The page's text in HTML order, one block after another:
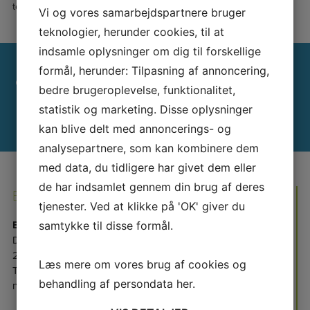
testen er mest pålidelig med en kablet forbindelse, ikke via wifi.
BRUG FOR AKUTHJÆLP UDEN
FOR ÅBNINGSTID?
EJENDOMSKONTORET
EJENDOMSKONTORET
Damgårdsvej 14B
2620 Albertslund
Tlf.: 43 64 80 50
nord@bo-vest.dk
Vi og vores samarbejdspartnere bruger
teknologier, herunder cookies, til at
indsamle oplysninger om dig til forskellige
formål, herunder: Tilpasning af annoncering,
bedre brugeroplevelse, funktionalitet,
statistik og marketing. Disse oplysninger
kan blive delt med annoncerings- og
analysepartnere, som kan kombinere dem
med data, du tidligere har givet dem eller
de har indsamlet gennem din brug af deres
tjenester. Ved at klikke på 'OK' giver du
samtykke til disse formål.
Læs mere om vores brug af cookies og
behandling af persondata her.